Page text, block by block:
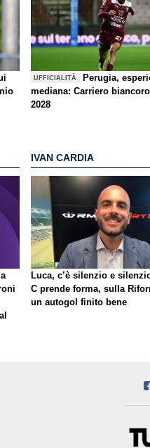
UFFICIALITÀ
Perugia,
mediana: Carriero
2028
IVAN CARDIA
Luca, c’è silenzio e
C prende forma, sulla
un autogol finito bene